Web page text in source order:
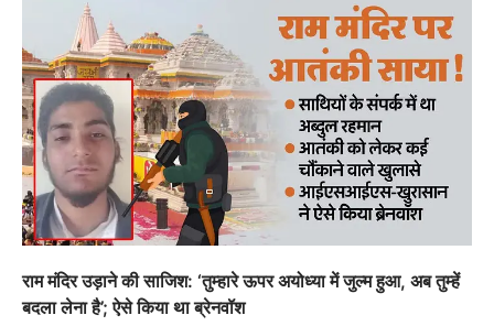
राम मंदिर उड़ाने की साजिश: ‘तुम्हारे ऊपर अयोध्या में जुल्म हुआ, अब तुम्हें
बदला लेना है’; ऐसे किया था ब्रेनवॉश